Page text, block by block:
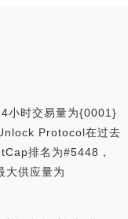
小时交易量为{0001}
Protocol在过去
排名为#5448，
大供应量为